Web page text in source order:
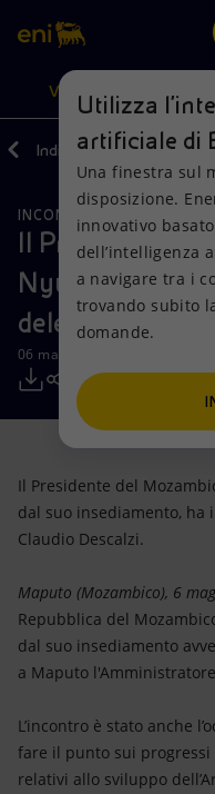
Cerca
scopri EnergIA, la
artificiale.
VISIONE
Visione
Mission e valori
Persone e Partnership
Net Zero
Modello satellitare
Energia accessibile
Scenari energetici
Azioni
Diversificazione
Tecnologie per la
Collaborazioni per
Attività nel mondo
Prodotti
Casa
Imprese
Mobilità
Indietro Media
INCONTRI E ACCORDI
Il Presidente del
Nyusi, incontra
delegato di Eni,
06 maggio 2015 - 14:33 CEST
Il Presidente del
dal suo insediamento, ha
Claudio Descalzi.
Maputo (Mozambico), 6
Repubblica del
dal suo insediamento
a Maputo
L’incontro è stato anche
fare il punto sui
relativi allo sviluppo
Utilizza
artificiale di
Una finestra sul
disposizione.
innovativo
dell’intelligenza
a navigare tra i
trovando subito
domande.